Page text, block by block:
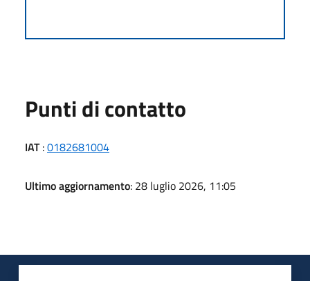
Punti di contatto
IAT:0182681004
Ultimo aggiornamento: 28 luglio 2026, 11:05